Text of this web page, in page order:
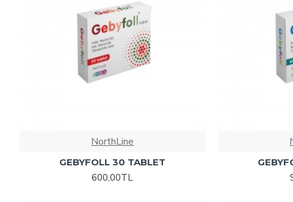
NorthLine
GEBYFOLL 30 TABLET
600,00TL